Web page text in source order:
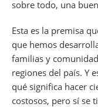
sobre todo, una
Esta es la premisa
que hemos
familias y
regiones del país. Y
qué significa hacer
costosos, pero sí se